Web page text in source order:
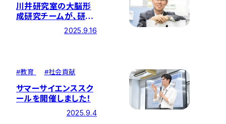
川井研究室の大脳形
成研究チームが、研究
誌Scientific
Reportsに論文を発
2025.9.16
#教育 #社会貢献
サマーサイエンススク
ールを開催しました！
2025.9.4